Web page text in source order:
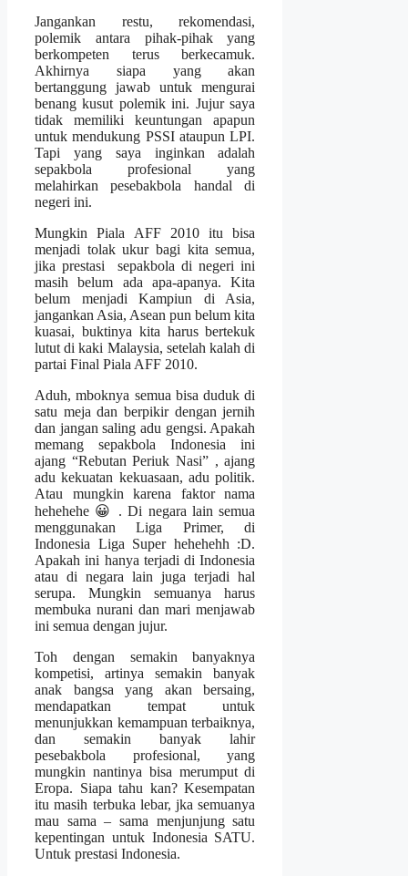
Jangankan restu, rekomendasi,
polemik antara pihak-pihak yang
berkompeten terus berkecamuk.
Akhirnya siapa yang akan
bertanggung jawab untuk mengurai
benang kusut polemik ini. Jujur saya
tidak memiliki keuntungan apapun
untuk mendukung PSSI ataupun LPI.
Tapi yang saya inginkan adalah
sepakbola profesional yang
melahirkan pesebakbola handal di
negeri ini.
Mungkin Piala AFF 2010 itu bisa
menjadi tolak ukur bagi kita semua,
jika prestasi sepakbola di negeri ini
masih belum ada apa-apanya. Kita
belum menjadi Kampiun di Asia,
jangankan Asia, Asean pun belum kita
kuasai, buktinya kita harus bertekuk
lutut di kaki Malaysia, setelah kalah di
partai Final Piala AFF 2010.
Aduh, mboknya semua bisa duduk di
satu meja dan berpikir dengan jernih
dan jangan saling adu gengsi. Apakah
memang sepakbola Indonesia ini
ajang “Rebutan Periuk Nasi” , ajang
adu kekuatan kekuasaan, adu politik.
Atau mungkin karena faktor nama
hehehehe 😀 . Di negara lain semua
menggunakan Liga Primer, di
Indonesia Liga Super hehehehh :D.
Apakah ini hanya terjadi di Indonesia
atau di negara lain juga terjadi hal
serupa. Mungkin semuanya harus
membuka nurani dan mari menjawab
ini semua dengan jujur.
Toh dengan semakin banyaknya
kompetisi, artinya semakin banyak
anak bangsa yang akan bersaing,
mendapatkan tempat untuk
menunjukkan kemampuan terbaiknya,
dan semakin banyak lahir
pesebakbola profesional, yang
mungkin nantinya bisa merumput di
Eropa. Siapa tahu kan? Kesempatan
itu masih terbuka lebar, jka semuanya
mau sama – sama menjunjung satu
kepentingan untuk Indonesia SATU.
Untuk prestasi Indonesia.